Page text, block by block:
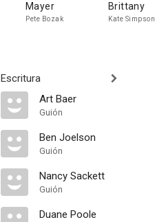
Mayer
Pete Bozak
Brittany
Kate Simpson
Escritura
Art Baer
Guión
Ben Joelson
Guión
Nancy Sackett
Guión
Duane Poole